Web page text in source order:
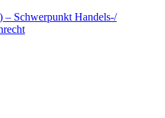
Schwerpunkt Handels-/